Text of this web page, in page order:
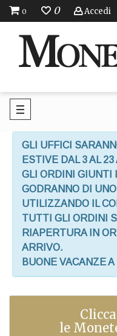
0 0 Accedi
GLI UFFICI
ESTIVE DAL 3 AL 23
GLI ORDINI GIUNTI
GODRANNO DI
UTILIZZANDO IL
TUTTI GLI ORDINI
RIAPERTURA IN
ARRIVO.
BUONE VACANZE
le